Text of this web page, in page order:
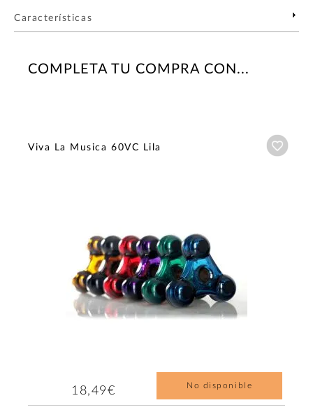
Características
COMPLETA TU COMPRA CON...
Viva La Musica 60VC Lila
18,49€ No disponible